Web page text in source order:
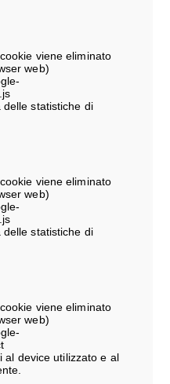
viene eliminato
web)
delle statistiche di
viene eliminato
web)
delle statistiche di
viene eliminato
web)
al device utilizzato e al